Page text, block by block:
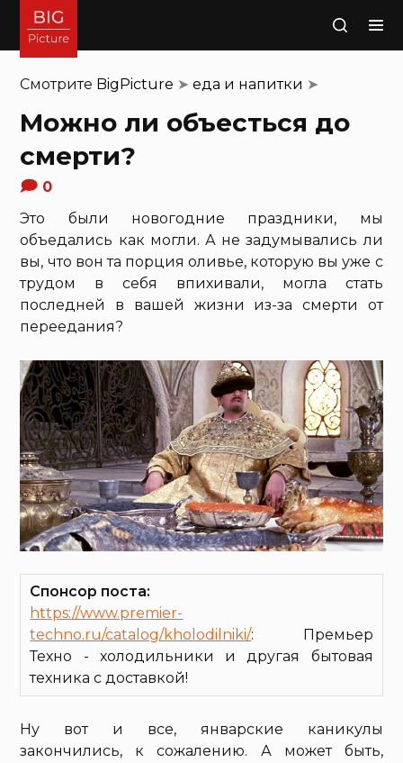
Поиск
Смотрите BigPicture ➤еда и напитки ➤
Можно ли объесться до
смерти?
0
Это были новогодние праздники, мы
объедались как могли. А не задумывались ли
вы, что вон та порция оливье, которую вы уже с
трудом в себя впихивали, могла стать
последней в вашей жизни из-за смерти от
переедания?
Спонсор поста:
https://www.premier-
techno.ru/catalog/kholodilniki/: Премьер
Техно - холодильники и другая бытовая
техника с доставкой!
Ну вот и все, январские каникулы
закончились, к сожалению. А может быть,